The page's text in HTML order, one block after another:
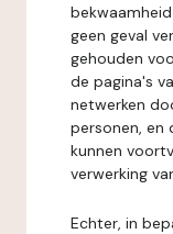
geen geval
gehouden
de pagina's
netwerken
personen, en
kunnen
verwerking
Echter, in